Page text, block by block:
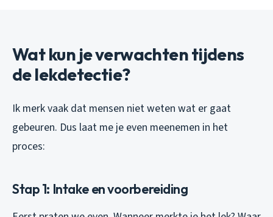
Wat kun je verwachten tijdens
de lekdetectie?
Ik merk vaak dat mensen niet weten wat er gaat
gebeuren. Dus laat me je even meenemen in het
proces:
Stap 1: Intake en voorbereiding